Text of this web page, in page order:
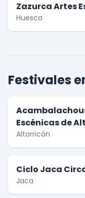
Zazurca Artes
Huesca
Festivales
Escénicas de
Altorricón
Ciclo Jaca
Jaca